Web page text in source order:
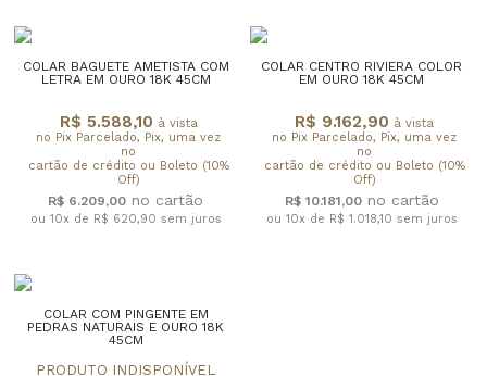
COLAR BAGUETE AMETISTA COM
LETRA EM OURO 18K 45CM
R$ 5.588,10 à vista
no Pix Parcelado, Pix, uma vez
no
cartão de crédito ou Boleto (10%
Off)
R$ 6.209,00
ou 10x de R$ 620,90 sem juros
COLAR CENTRO RIVIERA COLOR
EM OURO 18K 45CM
R$ 9.162,90 à vista
no Pix Parcelado, Pix, uma vez
no
cartão de crédito ou Boleto (10%
Off)
R$ 10.181,00
ou 10x de R$ 1.018,10 sem juros
COLAR COM PINGENTE EM
PEDRAS NATURAIS E OURO 18K
45CM